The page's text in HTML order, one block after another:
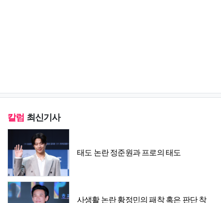
칼럼 최신기사
태도 논란 정준원과 프로의 태도
사생활 논란 황정민의 패착 혹은 판단 착